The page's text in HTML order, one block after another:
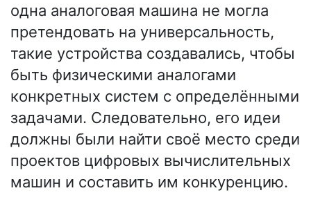
одна аналоговая машина не могла
претендовать на универсальность,
такие устройства создавались, чтобы
быть физическими аналогами
конкретных систем с определёнными
задачами. Следовательно, его идеи
должны были найти своё место среди
проектов цифровых вычислительных
машин и составить им конкуренцию.